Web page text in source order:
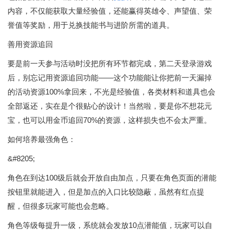
内容，不仅能获取大量经验值，还能赢得英雄令、声望值、荣
誉值等奖励，用于兑换技能书与进阶所需的道具。
善用资源追回
要是前一天参与活动时没把所有环节都完成，第二天登录游戏
后，别忘记用资源追回功能——这个功能能让你把前一天漏掉
的活动资源100%拿回来，不光是经验值，各类材料和道具也会
全部返还，实在是个很贴心的设计！当然啦，要是你不想花元
宝，也可以用金币追回70%的资源，这样损失也不会太严重。
如何培养最强角色：
&#8205;
角色在到达100级后就会开放自由加点，只要在角色页面的潜能
按钮里就能进入，但是加点的入口比较隐蔽，虽然有红点提
醒，但很多玩家可能也会忽略。
角色等级每提升一级，系统就会发放10点潜能值，玩家可以自